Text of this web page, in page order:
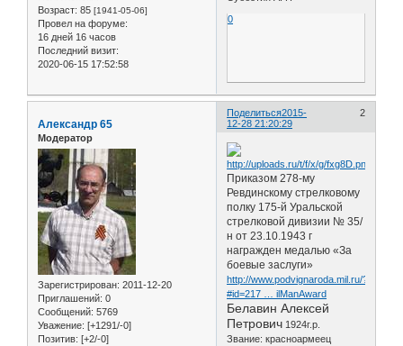
Возраст: 85 [1941-05-06]
Провел на форуме:
16 дней 16 часов
Последний визит:
2020-06-15 17:52:58
0
Поделиться 2
2015-
12-28 21:20:29
Александр 65
Модератор
Зарегистрирован: 2011-12-20
Приглашений: 0
Сообщений: 5769
Уважение: [+1291/-0]
Позитив: [+2/-0]
Приказом 278-му
Ревдинскому стрелковому
полку 175-й Уральской
стрелковой дивизии № 35/
н от 23.10.1943 г
награжден медалью «За
боевые заслуги»
http://www.podvignaroda.mil.ru/?
#id=217 … ilManAward
Белавин Алексей
Петрович 1924г.р.
Звание: красноармеец